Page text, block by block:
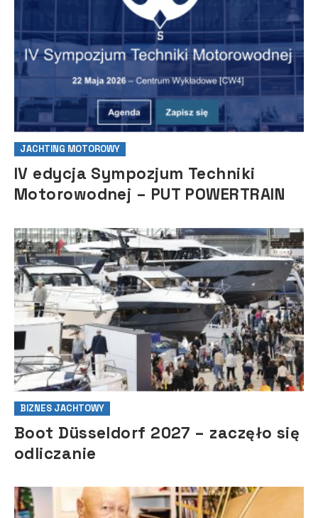
JACHTING MOTOROWY
IV edycja Sympozjum Techniki
Motorowodnej – PUT POWERTRAIN
BIZNES JACHTOWY
Boot Düsseldorf 2027 – zaczęło się
odliczanie